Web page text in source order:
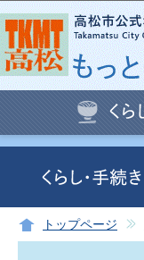
トップページ